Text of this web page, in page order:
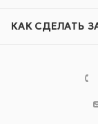
КАК СДЕЛАТЬ